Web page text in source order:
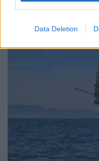
Data Deletion
24/07/2026 - 10:07